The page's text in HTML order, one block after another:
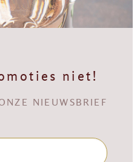
niet!
NIEUWSBRIEF